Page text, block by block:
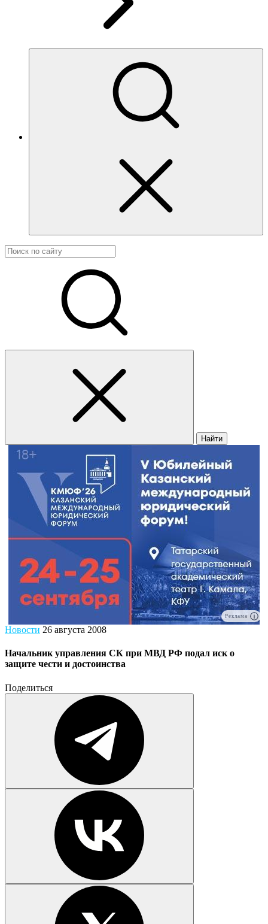
Найти
Реклама
Новости 26 августа 2008
Начальник управления СК при МВД РФ подал иск о
защите чести и достоинства
Поделиться